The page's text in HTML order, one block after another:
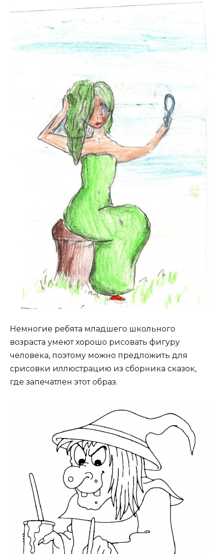
Немногие ребята младшего школьного
возраста умеют хорошо рисовать фигуру
человека, поэтому можно предложить для
срисовки иллюстрацию из сборника сказок,
где запечатлен этот образ.